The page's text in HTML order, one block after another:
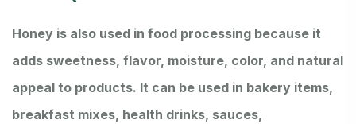
Honey is also used in food processing because it
adds sweetness, flavor, moisture, color, and natural
appeal to products. It can be used in bakery items,
breakfast mixes, health drinks, sauces,